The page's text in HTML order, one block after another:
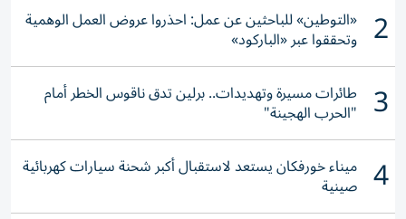
2 «التوطين» للباحثين عن عمل: احذروا عروض العمل الوهمية
وتحققوا عبر «الباركود»
3 طائرات مسيرة وتهديدات.. برلين تدق ناقوس الخطر أمام
"الحرب الهجينة"
4 ميناء خورفكان يستعد لاستقبال أكبر شحنة سيارات كهربائية
صينية